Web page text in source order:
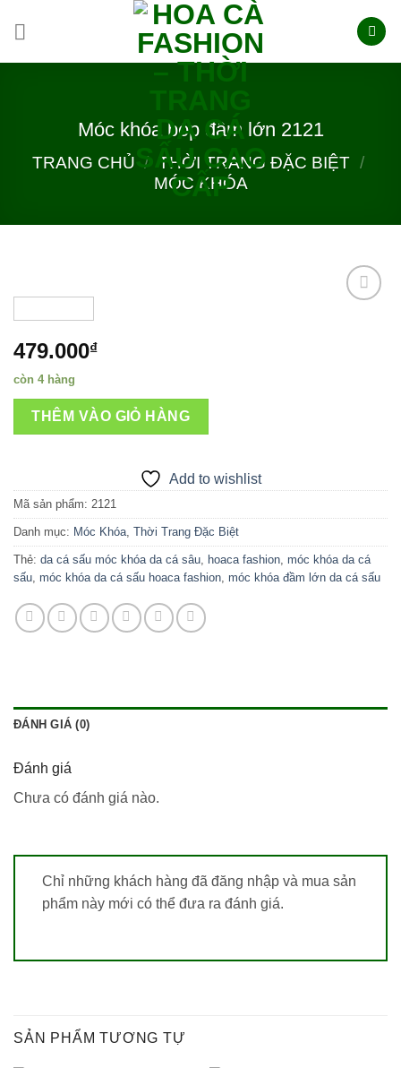
Móc khóa bóp đầm lớn 2121
TRANG CHỦ / THỜI TRANG ĐẶC BIỆT /
MÓC KHÓA
479.000₫
còn 4 hàng
THÊM VÀO GIỎ HÀNG
Add to wishlist
Mã sản phẩm: 2121
Danh mục: Móc Khóa Thời Trang Đặc Biệt
Thẻ: da cá sấu móc khóa da cá sâu hoaca fashion móc khóa da cá
sấu móc khóa da cá sấu hoaca fashion móc khóa đầm lớn da cá sấu
ĐÁNH GIÁ (0)
Đánh giá
Chưa có đánh giá nào.
Chỉ những khách hàng đã đăng nhập và mua sản
phẩm này mới có thể đưa ra đánh giá.
SẢN PHẨM TƯƠNG TỰ